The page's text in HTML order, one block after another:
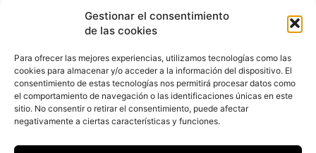
Gestionar el consentimiento
de las cookies
Para ofrecer las mejores experiencias, utilizamos tecnologías como las
cookies para almacenar y/o acceder a la información del dispositivo. El
consentimiento de estas tecnologías nos permitirá procesar datos como
el comportamiento de navegación o las identificaciones únicas en este
sitio. No consentir o retirar el consentimiento, puede afectar
negativamente a ciertas características y funciones.
cualquier empresario, pero teníamos ahorros para
iniciar el capital y para sobrevivir, aunque hemos
estado cinco años sin salario.
PREGUNTA— ¿Qué se planteó cuando le llamaron
desde Europcar? ¿Vender más caro? ¿No vender?